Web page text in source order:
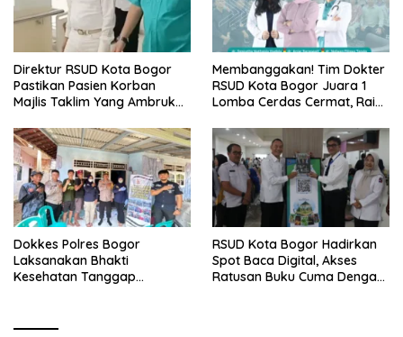
Direktur RSUD Kota Bogor
Pastikan Pasien Korban
Majlis Taklim Yang Ambruk
Perawatan Maksimal
Membanggakan! Tim Dokter
RSUD Kota Bogor Juara 1
Lomba Cerdas Cermat, Raih
Se-Bogor
Dokkes Polres Bogor
Laksanakan Bhakti
Kesehatan Tanggap
RSUD Kota Bogor Hadirkan
Spot Baca Digital, Akses
Ratusan Buku Cuma Dengan